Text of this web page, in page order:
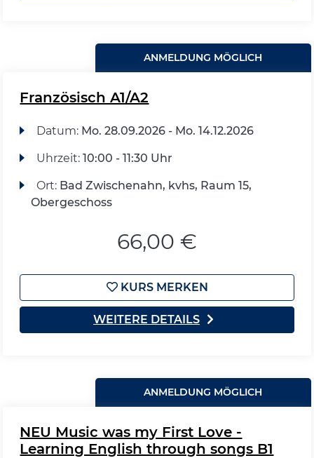
ANMELDUNG MÖGLICH
Französisch A1/A2
Datum: Mo. 28.09.2026 - Mo. 14.12.2026
Uhrzeit: 10:00 - 11:30 Uhr
Ort: Bad Zwischenahn, kvhs, Raum 15,
Obergeschoss
66,00 €
KURS MERKEN
WEITERE DETAILS
ANMELDUNG MÖGLICH
NEU Music was my First Love -
Learning English through songs B1